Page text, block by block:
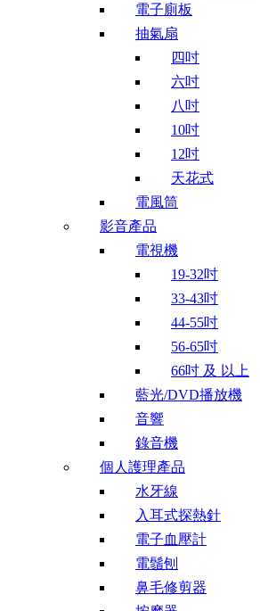
電子廁板
抽氣扇
四吋
六吋
八吋
10吋
12吋
天花式
電風筒
影音產品
電視機
19-32吋
33-43吋
44-55吋
56-65吋
66吋 及 以上
藍光/DVD播放機
音響
錄音機
個人護理產品
水牙線
入耳式探熱針
電子血壓計
電鬚刨
鼻毛修剪器